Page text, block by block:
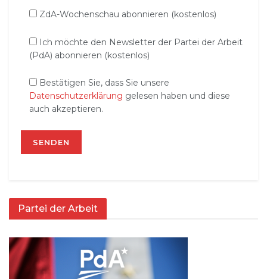
ZdA-Wochenschau abonnieren (kostenlos)
Ich möchte den Newsletter der Partei der Arbeit
(PdA) abonnieren (kostenlos)
Bestätigen Sie, dass Sie unsere
Datenschutzerklärung gelesen haben und diese
auch akzeptieren.
Partei der Arbeit